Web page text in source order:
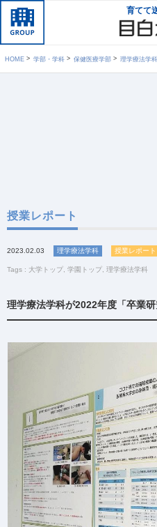
育てて
HOME 学部・学科 保健医療学部 理学療法学科
授業レポート
2023.02.03 理学療法学科 授業レポート
Tags : 大学トップ 学園トップ 理学療法学科
理学療法学科が2022年度「卒業